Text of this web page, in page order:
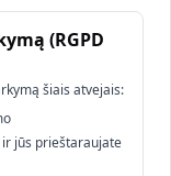
(RGPD
šiais atvejais:
jūs prieštaraujate